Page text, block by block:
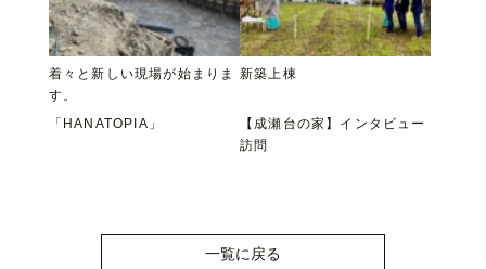
着々と新しい現場が始まりま
す。
新築上棟
「HANATOPIA」
【成瀬台の家】インタビュー
訪問
一覧に戻る